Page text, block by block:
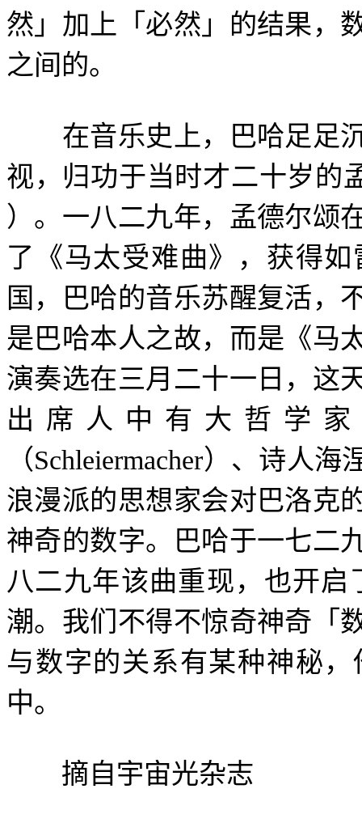
然」加上「必然」的结果，
之间的。
在音乐史上，巴哈足足沉
视，归功于当时才二十岁的
）。一八二九年，孟德尔颂
了《马太受难曲》，获得
国，巴哈的音乐苏醒复活，
是巴哈本人之故，而是《马
演奏选在三月二十一日，这
出席人中有大哲学
（Schleiermacher）、诗人海
浪漫派的思想家会对巴洛克
神奇的数字。巴哈于一七二
八二九年该曲重现，也开启
潮。我们不得不惊奇神奇「
与数字的关系有某种神秘
中。
摘自宇宙光杂志